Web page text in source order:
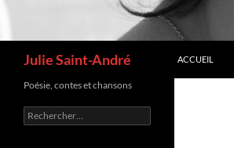
Julie Saint-André ACCUEIL
Poésie, contes et chansons
Rechercher :